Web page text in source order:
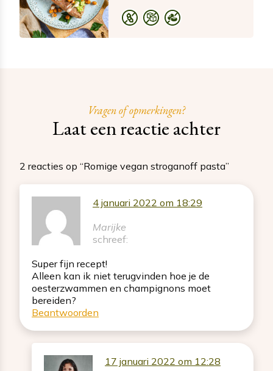
Vragen of opmerkingen?
Laat een reactie achter
2 reacties op “Romige vegan stroganoff pasta”
Marijke
schreef:
4 januari 2022 om 18:29
Super fijn recept!
Alleen kan ik niet terugvinden hoe je de
oesterzwammen en champignons moet
bereiden?
Beantwoorden
17 januari 2022 om 12:28